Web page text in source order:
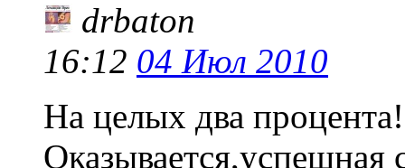
drbaton
16:12 04 Июл 2010
На целых два
Оказывается,успешная